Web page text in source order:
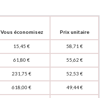
Vous économisez Prix unitaire
15,45 € 58,71 €
61,80 € 55,62 €
231,75 € 52,53 €
618,00 € 49,44 €